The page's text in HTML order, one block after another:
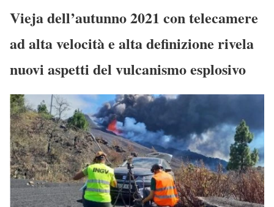
Vieja dell’autunno 2021 con telecamere
ad alta velocità e alta definizione rivela
nuovi aspetti del vulcanismo esplosivo